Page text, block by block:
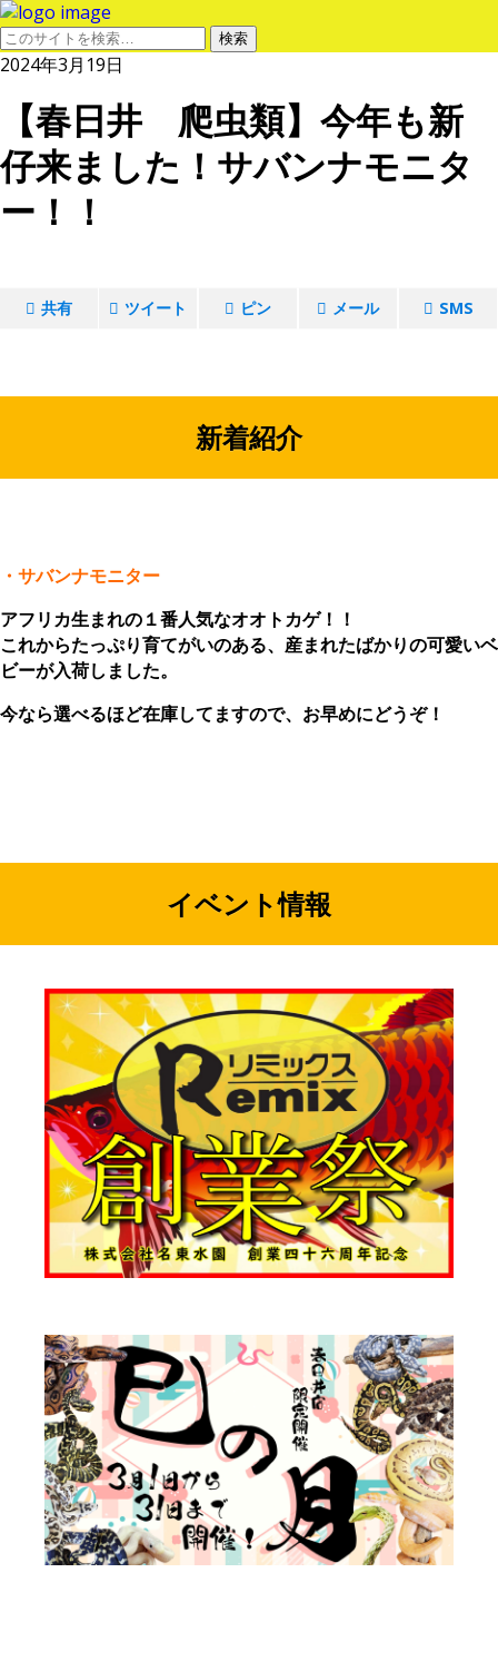
2024年3月19日
【春日井 爬虫類】今年も新
仔来ました！サバンナモニタ
ー！！
共有 ツイート ピン メール SMS
新着紹介
・サバンナモニター
アフリカ生まれの１番人気なオオトカゲ！！
これからたっぷり育てがいのある、産まれたばかりの可愛いベ
ビーが入荷しました。
今なら選べるほど在庫してますので、お早めにどうぞ！
イベント情報